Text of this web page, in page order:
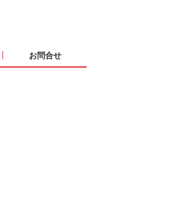
お問合せ